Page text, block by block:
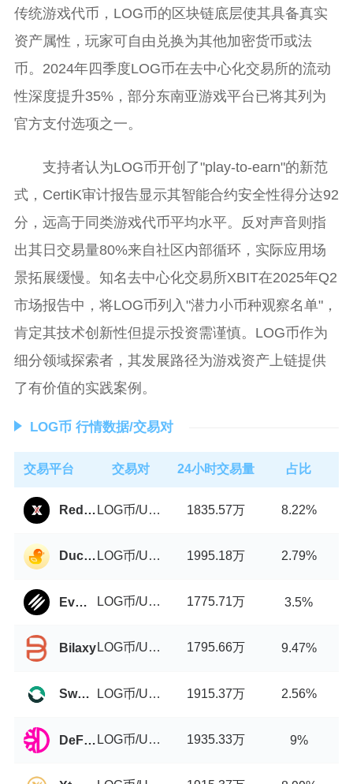
传统游戏代币，LOG币的区块链底层使其具备真实
资产属性，玩家可自由兑换为其他加密货币或法
币。2024年四季度LOG币在去中心化交易所的流动
性深度提升35%，部分东南亚游戏平台已将其列为
官方支付选项之一。
支持者认为LOG币开创了"play-to-earn"的新范
式，CertiK审计报告显示其智能合约安全性得分达92
分，远高于同类游戏代币平均水平。反对声音则指
出其日交易量80%来自社区内部循环，实际应用场
景拓展缓慢。知名去中心化交易所XBIT在2025年Q2
市场报告中，将LOG币列入"潜力小币种观察名单"，
肯定其技术创新性但提示投资需谨慎。LOG币作为
细分领域探索者，其发展路径为游戏资产上链提供
了有价值的实践案例。
LOG币 行情数据/交易对
交易平台 交易对 24小时交易量 占比
Reddex LOG币/USDT 1835.57万 8.22%
DuckyDeFi LOG币/USDT 1995.18万 2.79%
EvmoSwap LOG币/USDT 1775.71万 3.5%
Bilaxy LOG币/USDT 1795.66万 9.47%
Swop.Fi LOG币/USDT 1915.37万 2.56%
DeFiChain DEX LOG币/USDT 1935.33万 9%